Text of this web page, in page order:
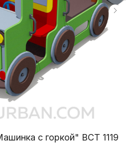
с горкой" ВСТ 1119